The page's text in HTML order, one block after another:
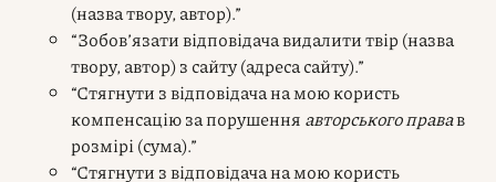
(назва твору, автор).”
“Зобов’язати відповідача видалити твір (назва
твору, автор) з сайту (адреса сайту).”
“Стягнути з відповідача на мою користь
компенсацію за порушення авторського правав
розмірі (сума).”
“Стягнути з відповідача на мою користь